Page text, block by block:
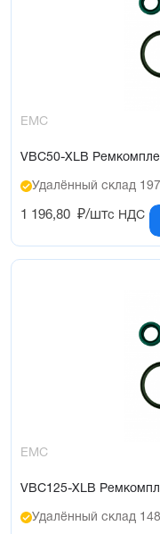
EMC
VBC50-XLB
Удалённый склад
1 196,80 ₽/штс НДС
EMC
VBC125-XLB
Удалённый склад